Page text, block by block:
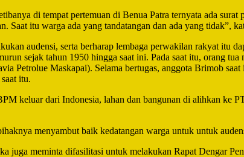
di tempat pertemuan di Benua Patra ternyata ada
Saat itu warga ada yang tandatangan dan ada yang
audensi, serta berharap lembaga perwakilan rakyat itu
sejak tahun 1950 hingga saat ini. Pada saat itu, orang
Petrolue Maskapai). Selama bertugas, anggota Brimob
itu.
keluar dari Indonesia, lahan dan bangunan di alihkan ke
menyambut baik kedatangan warga untuk untuk
meminta difasilitasi untuk melakukan Rapat Dengar